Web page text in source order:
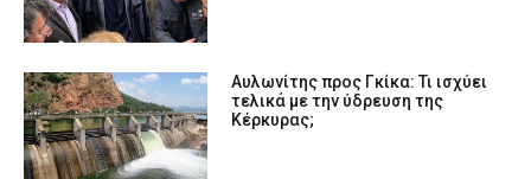
Αυλωνίτης προς Γκίκα: Τι ισχύει
τελικά με την ύδρευση της
Κέρκυρας;